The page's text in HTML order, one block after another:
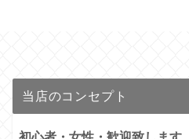
当店のコンセプト